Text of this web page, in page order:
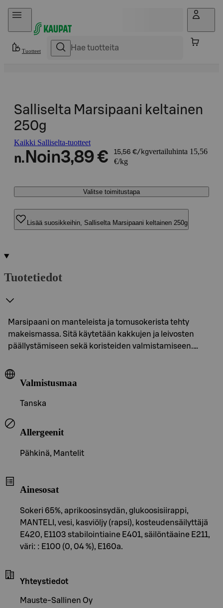
Hyppää sisältöön
Tuotteet
Salliselta Marsipaani keltainen
250g
Kaikki Salliselta-tuotteet
n. Noin3,89 € 15,56 €/kgvertailuhinta 15,56
€/kg
Valitse toimitustapa
Lisää suosikkeihin, Salliselta Marsipaani keltainen 250g
Tuotetiedot
Marsipaani on manteleista ja tomusokerista tehty
makeismassa. Sitä käytetään kakkujen ja leivosten
päällystämiseen sekä koristeiden valmistamiseen.…
Valmistusmaa
Tanska
Allergeenit
Pähkinä, Mantelit
Ainesosat
Sokeri 65%, aprikoosinsydän, glukoosisiirappi,
MANTELI, vesi, kasviöljy (rapsi), kosteudensäilyttäjä
E420, E1103 stabilointiaine E401, säilöntäaine E211,
väri: : E100 (0, 04 %), E160a.
Yhteystiedot
Mauste-Sallinen Oy